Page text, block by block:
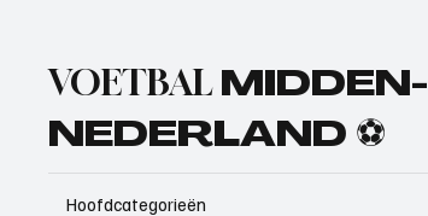
VOETBAL MIDDEN-
NEDERLAND ⚽
Hoofdcategorieën